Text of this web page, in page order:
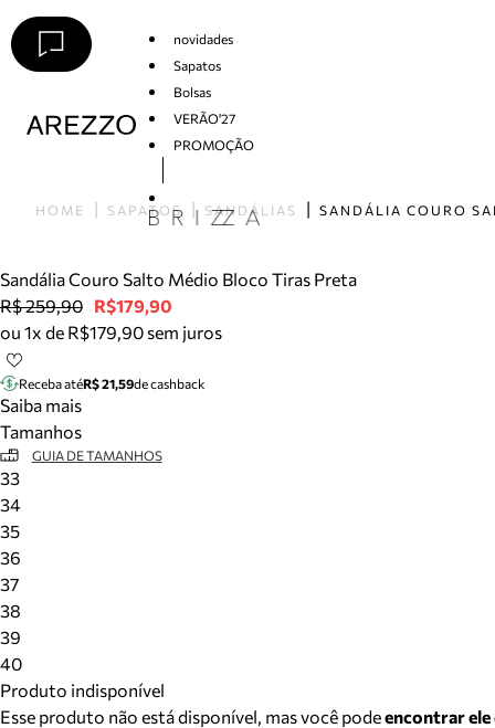
novidades
Sapatos
Bolsas
VERÃO'27
PROMOÇÃO
HOME SAPATOS SANDÁLIAS
Sandália Couro Salto Médio Bloco Tiras Preta
R$ 259,90 R$179,90
ou 1x de R$179,90 sem juros
Receba atéR$ 21,59de cashback
Saiba mais
Tamanhos
GUIA DE TAMANHOS
33
34
35
36
37
38
39
40
Produto indisponível
Esse produto não está disponível, mas você podeencontrar ele